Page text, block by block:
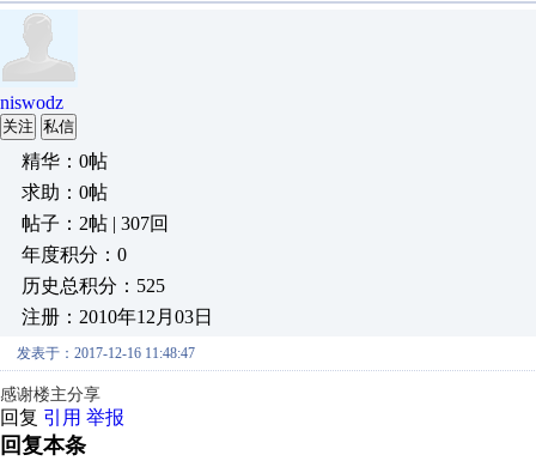
niswodz
关注 私信
精华：0帖
求助：0帖
帖子：2帖 | 307回
年度积分：0
历史总积分：525
注册：2010年12月03日
发表于：2017-12-16 11:48:47
感谢楼主分享
回复 引用 举报
回复本条